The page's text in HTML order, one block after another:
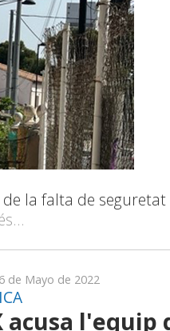
la falta de seguretat
de Mayo de 2022
acusa l'equip